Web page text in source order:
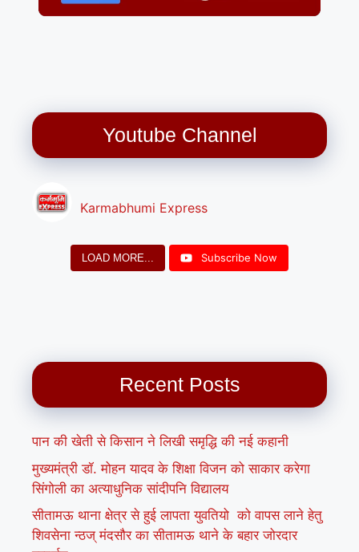
Youtube Channel
Karmabhumi Express
LOAD MORE... Subscribe Now
Recent Posts
पान की खेती से किसान ने लिखी समृद्धि की नई कहानी
मुख्यमंत्री डॉ. मोहन यादव के शिक्षा विजन को साकार करेगा
सिंगोली का अत्याधुनिक सांदीपनि विद्यालय
सीतामऊ थाना क्षेत्र से हुई लापता युवतियो को वापस लाने हेतु
शिवसेना न्ठज् मंदसौर का सीतामऊ थाने के बहार जोरदार